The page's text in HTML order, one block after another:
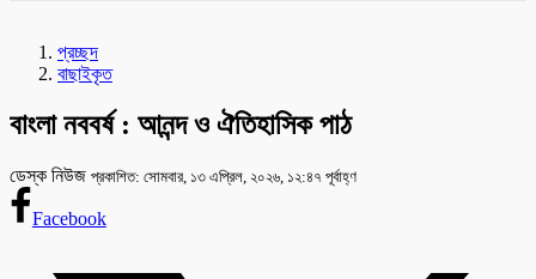
প্রচ্ছদ
বাছাইকৃত
বাংলা নববর্ষ : আনন্দ ও ঐতিহাসিক পাঠ
ডেস্ক নিউজ প্রকাশিত: সোমবার, ১৩ এপ্রিল, ২০২৬, ১২:৪৭ পূর্বাহ্ণ
Facebook